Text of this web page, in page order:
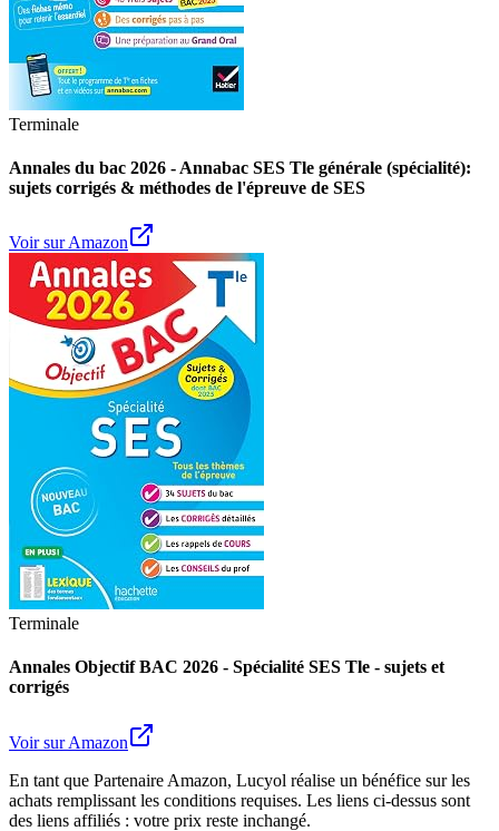
Terminale
Annales du bac 2026 - Annabac SES Tle générale (spécialité):
sujets corrigés & méthodes de l'épreuve de SES
Voir sur Amazon
Terminale
Annales Objectif BAC 2026 - Spécialité SES Tle - sujets et
corrigés
Voir sur Amazon
En tant que Partenaire Amazon, Lucyol réalise un bénéfice sur les
achats remplissant les conditions requises. Les liens ci-dessus sont
des liens affiliés : votre prix reste inchangé.